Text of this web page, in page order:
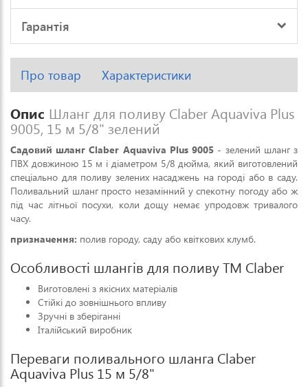
Гарантія
Про товар Характеристики
Опис Шланг для поливу Claber Aquaviva Plus
9005, 15 м 5/8" зелений
Садовий шланг Claber Aquaviva Plus 9005 - зелений шланг з
ПВХ довжиною 15 м і діаметром 5/8 дюйма, який виготовлений
спеціально для поливу зелених насаджень на городі або в саду.
Поливальний шланг просто незамінний у спекотну погоду або ж
під час літньої посухи, коли дощу немає упродовж тривалого
часу.
призначення: полив городу, саду або квіткових клумб.
Особливості шлангів для поливу ТМ Claber
Виготовлені з якісних матеріалів
Стійкі до зовнішнього впливу
Зручні в зберіганні
Італійський виробник
Переваги поливального шланга Claber
Aquaviva Plus 15 м 5/8"